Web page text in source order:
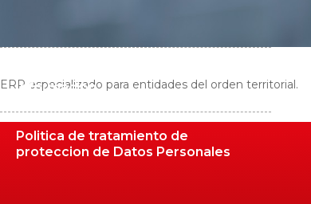
Informacion
Politica de tratamiento de
proteccion de Datos Personales
ERP especializado para entidades del orden territorial.